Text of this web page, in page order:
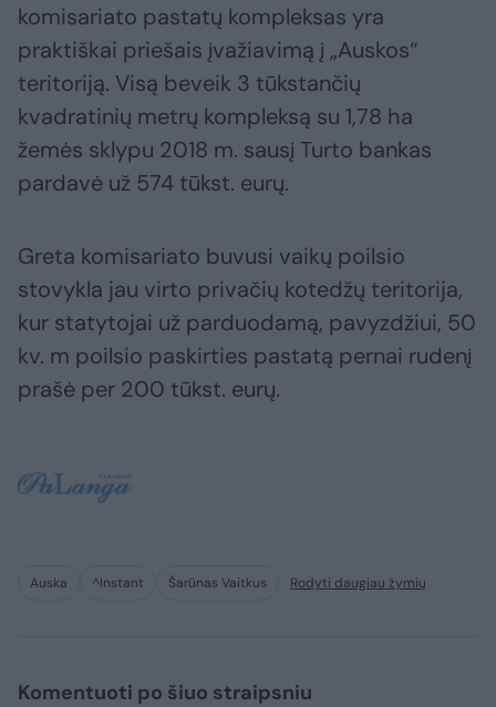
komisariato pastatų kompleksas yra
praktiškai priešais įvažiavimą į „Auskos“
teritoriją. Visą beveik 3 tūkstančių
kvadratinių metrų kompleksą su 1,78 ha
žemės sklypu 2018 m. sausį Turto bankas
pardavė už 574 tūkst. eurų.
Greta komisariato buvusi vaikų poilsio
stovykla jau virto privačių kotedžų teritorija,
kur statytojai už parduodamą, pavyzdžiui, 50
kv. m poilsio paskirties pastatą pernai rudenį
prašė per 200 tūkst. eurų.
Auska ^Instant Šarūnas Vaitkus Rodyti daugiau žymių
Komentuoti po šiuo straipsniu